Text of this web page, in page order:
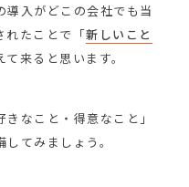
導入がどこの会社でも当
れたことで「新しいこと
て来ると思います。
なこと・得意なこと」
てみましょう。